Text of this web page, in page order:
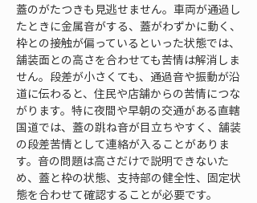
蓋のがたつきも見逃せません。車両が通過し
たときに金属音がする、蓋がわずかに動く、
枠との接触が偏っているといった状態では、
舗装面との高さを合わせても苦情は解消しま
せん。段差が小さくても、通過音や振動が沿
道に伝わると、住民や店舗からの苦情につな
がります。特に夜間や早朝の交通がある直轄
国道では、蓋の跳ね音が目立ちやすく、舗装
の段差苦情として連絡が入ることがありま
す。音の問題は高さだけで説明できないた
め、蓋と枠の状態、支持部の健全性、固定状
態を合わせて確認することが必要です。